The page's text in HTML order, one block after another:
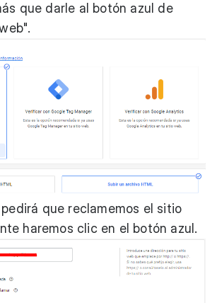
que darle al botón azul de
que reclamemos el sitio
haremos clic en el botón azul.